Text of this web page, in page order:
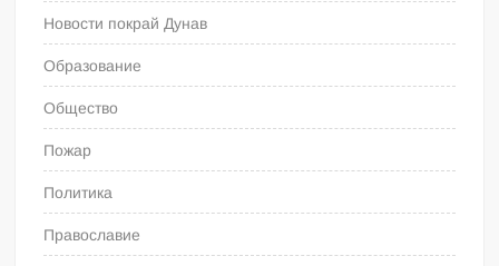
Новости покрай Дунав
Образование
Общество
Пожар
Политика
Православие